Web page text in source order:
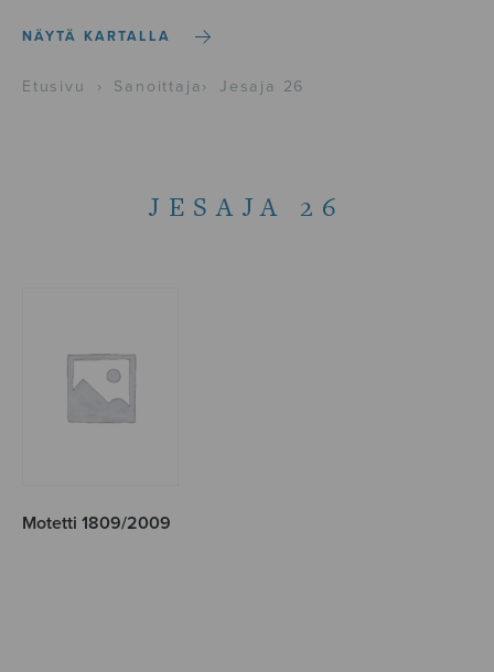
NÄYTÄ KARTALLA
Etusivu › Sanoittaja › Jesaja 26
JESAJA 26
Motetti 1809/2009